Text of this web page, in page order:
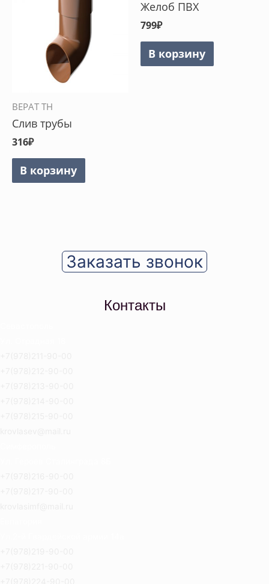
ВЕРАТ ТН
Слив трубы
316₽
В корзину
Желоб ПВХ
799₽
В корзину
Заказать звонок
Контакты